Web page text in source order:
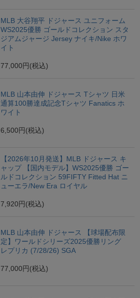
MLB 大谷翔平 ドジャース ユニフォーム
WS2025優勝 ゴールドコレクション スタ
ジアムジャージ Jersey ナイキ/Nike ホワ
イト
77,000円 (税込)
MLB 山本由伸 ドジャース Tシャツ 日米
通算100勝達成記念Tシャツ Fanatics ホ
ワイト
6,500円 (税込)
【2026年10月発送】MLB ドジャース キ
ャップ 【国内モデル】WS2025優勝 ゴー
ルドコレクション 59FIFTY Fitted Hat ニ
ューエラ/New Era ロイヤル
7,920円 (税込)
MLB 山本由伸 ドジャース 【球場配布限
定】ワールドシリーズ2025優勝リング
レプリカ (7/28/26) SGA
77,000円 (税込)